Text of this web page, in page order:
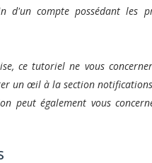
d'un compte possédant les
ce tutoriel ne vous
un œil à la section
peut également vous